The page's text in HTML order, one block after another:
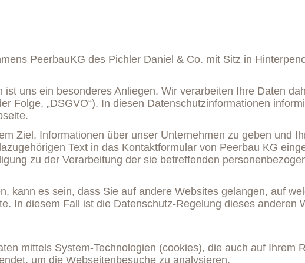
PeerbauKG des Pichler Daniel & Co. mit Sitz in
ist uns ein besonderes Anliegen. Wir verarbeiten Ihre Daten
Folge, „DSGVO“). In diesen Datenschutzinformationen
Ziel, Informationen über unser Unternehmen zu geben und
Text in das Kontaktformular von Peerbau KG
zu der Verarbeitung der sie betreffenden
kann es sein, dass Sie auf andere Websites gelangen, auf
In diesem Fall ist die Datenschutz-Regelung dieses anderen
mittels System-Technologien (cookies), die auch auf
um die Webseitenbesuche zu analysieren.